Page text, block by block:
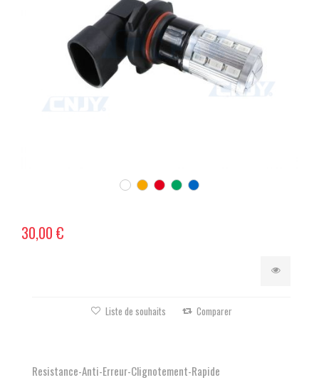
30,00 €
Liste de souhaits Comparer
Resistance-Anti-Erreur-Clignotement-Rapide